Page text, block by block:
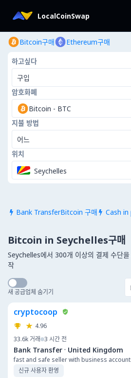
LocalCoinSwap
Bitcoin구매 Ethereum구매
하고싶다
구입
암호화폐
Bitcoin - BTC
지불 방법
어느
위치
Seychelles
 Bank TransferBitcoin 구매  Cash
Bitcoin in Seychelles구매
Seychelles에서 300개 이상의 결제 수단
작
새 공급업체 숨기기
cryptocoop
4.96
33.6k 거래 3 시간 전
Bank Transfer · United Kingdom
fast and safe seller with business
신규 사용자 환영